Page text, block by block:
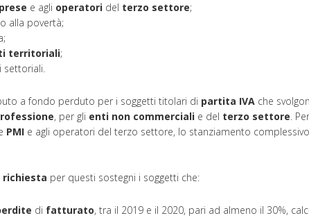
e agli operatori del terzo settore;
alla povertà;
territoriali;
settoriali.
a fondo perduto per i soggetti titolari di partita IVA che
, per gli enti non commerciali e del terzo settore.
PMI e agli operatori del terzo settore, lo stanziamento
richiesta per questi sostegni i soggetti che:
di fatturato, tra il 2019 e il 2020, pari ad almeno il 30%,